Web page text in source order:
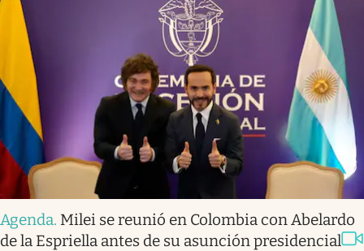
Agenda. Milei se reunió en Colombia con Abelardo
de la Espriella antes de su asunción presidencial